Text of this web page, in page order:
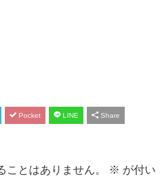
Pocket LINE Share
ことはありません。 ※ が付い